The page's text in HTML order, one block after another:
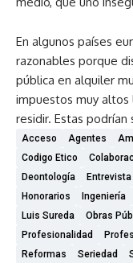
En algunos países
razonables porque
pública en alquiler
impuestos muy altos
residir. Estas podrían
Acceso Agentes
Codigo Etico
Deontología
Entrevista
Honorarios
Ingeniería
Luis Sureda
Obras
Profesionalidad
Reformas
Seriedad